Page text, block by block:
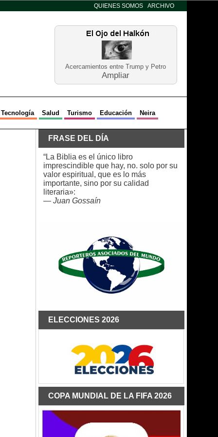
QUIENES SOMOS ARCHIVO
Acercamientos entre Trump y Petro
Ampliar
Tecnología Salud Turismo Educación Neira
FRASE DEL DÍA
“La Biblia es el único libro
imprescindible que hay, no. solo por su
valor espiritual, que es lo más
importante, sino por su calidad
literaria»:
— Juan Gossaín
ELECCIONES 2026
COPA MUNDIAL DE LA FIFA 2026